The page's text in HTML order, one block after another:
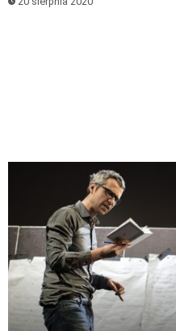
dźwiękowych